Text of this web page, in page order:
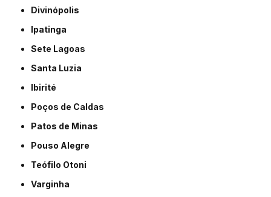
Divinópolis
Ipatinga
Sete Lagoas
Santa Luzia
Ibirité
Poços de Caldas
Patos de Minas
Pouso Alegre
Teófilo Otoni
Varginha